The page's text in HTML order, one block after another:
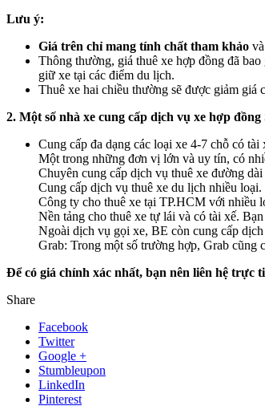
Lưu ý:
Giá trên chỉ mang tính chất tham khảo
Thông thường, giá thuê xe hợp đồng đã
giữ xe tại các điểm du lịch.
Thuê xe hai chiều thường sẽ được giảm giá
2. Một số nhà xe cung cấp dịch vụ xe hợp
Cung cấp đa dạng các loại xe 4-7 chỗ có
Một trong những đơn vị lớn và uy tín, có
Chuyên cung cấp dịch vụ thuê xe đường
Cung cấp dịch vụ thuê xe du lịch nhiều loại.
Công ty cho thuê xe tại TP.HCM với nhiều
Nền tảng cho thuê xe tự lái và có tài xế.
Ngoài dịch vụ gọi xe, BE còn cung cấp
Grab: Trong một số trường hợp, Grab cũng
Để có giá chính xác nhất, bạn nên liên hệ trực
Share
Facebook
Twitter
Google +
Stumbleupon
LinkedIn
Pinterest